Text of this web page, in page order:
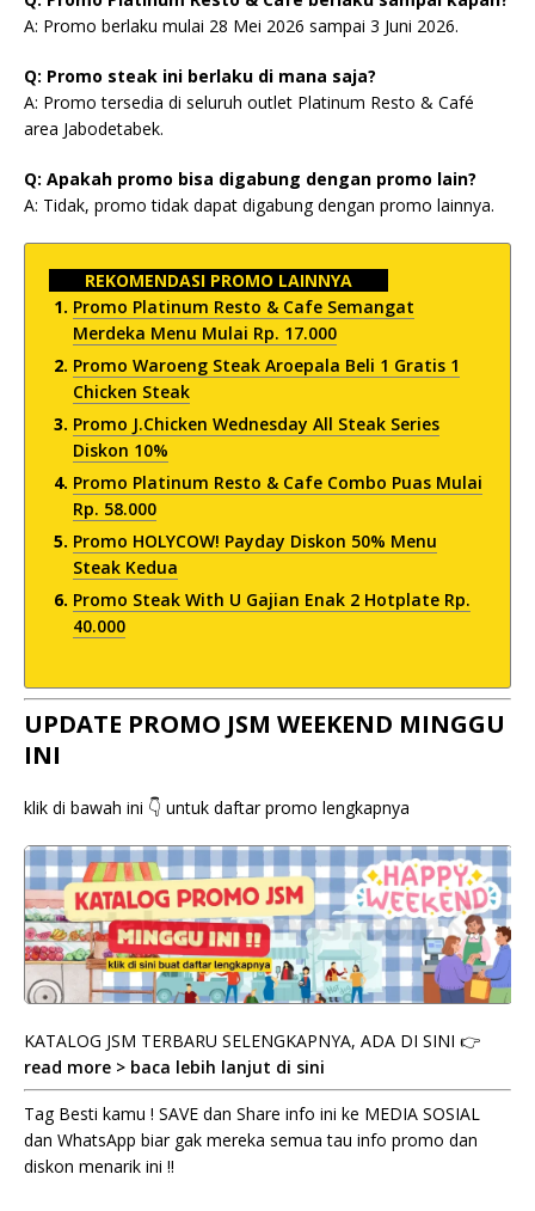
A: Promo berlaku mulai 28 Mei 2026 sampai 3 Juni 2026.
Q: Promo steak ini berlaku di mana saja?
A: Promo tersedia di seluruh outlet Platinum Resto & Café
area Jabodetabek.
Q: Apakah promo bisa digabung dengan promo lain?
A: Tidak, promo tidak dapat digabung dengan promo lainnya.
REKOMENDASI PROMO LAINNYA
Promo Platinum Resto & Cafe Semangat
Merdeka Menu Mulai Rp. 17.000
Promo Waroeng Steak Aroepala Beli 1 Gratis 1
Chicken Steak
Promo J.Chicken Wednesday All Steak Series
Diskon 10%
Promo Platinum Resto & Cafe Combo Puas Mulai
Rp. 58.000
Promo HOLYCOW! Payday Diskon 50% Menu
Steak Kedua
Promo Steak With U Gajian Enak 2 Hotplate Rp.
40.000
UPDATE PROMO JSM WEEKEND MINGGU
INI
klik di bawah ini 👇 untuk daftar promo lengkapnya
KATALOG JSM TERBARU SELENGKAPNYA, ADA DI SINI 👉
read more > baca lebih lanjut di sini
Tag Besti kamu ! SAVE dan Share info ini ke MEDIA SOSIAL
dan WhatsApp biar gak mereka semua tau info promo dan
diskon menarik ini !!